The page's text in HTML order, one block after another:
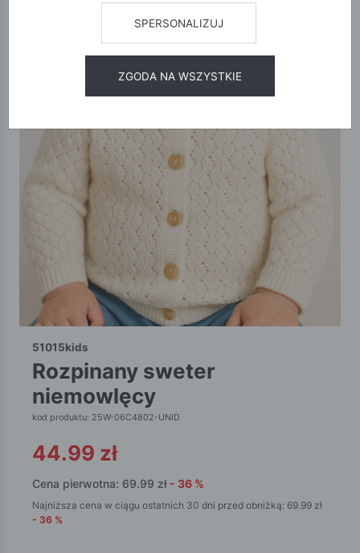
51015kids
rozpinany sweter
niemowlęcy
kod produktu: 25W-06C4802-UNID
44.99 zł
Cena pierwotna: 69.99 zł - 36 %
Najniższa cena w ciągu ostatnich 30 dni przed obniżką: 69.99 zł
- 36 %
SPERSONALIZUJ
ZGODA NA WSZYSTKIE